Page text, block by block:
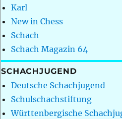
Karl
New in Chess
Schach
Schach Magazin 64
SCHACHJUGEND
Deutsche Schachjugend
Schulschachstiftung
Württenbergische